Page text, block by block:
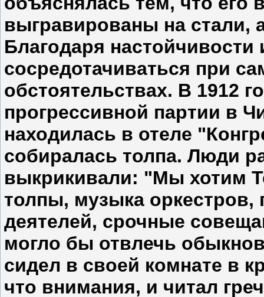
выгравированы на стали,
Благодаря
сосредотачиваться при
обстоятельствах. В 1912
прогрессивной партии в
находилась в отеле
собиралась толпа. Люди
выкрикивали: "Мы хотим
толпы, музыка оркестров,
деятелей, срочные
могло бы отвлечь
сидел в своей комнате в
что внимания, и читал